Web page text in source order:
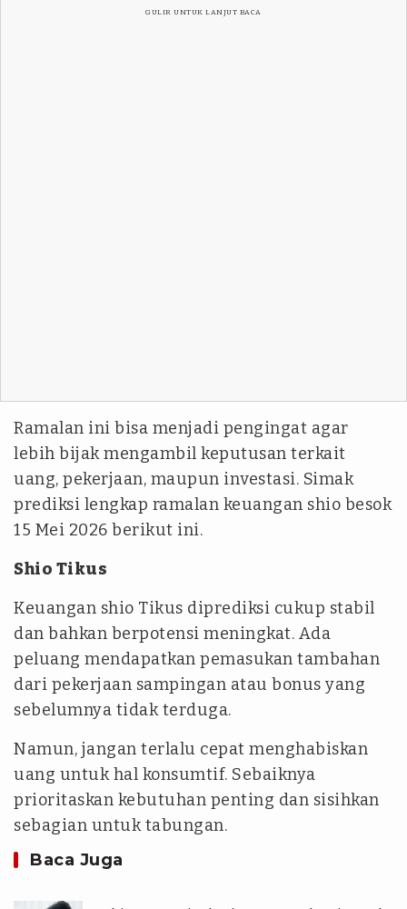
GULIR UNTUK LANJUT BACA
Ramalan ini bisa menjadi pengingat agar
lebih bijak mengambil keputusan terkait
uang, pekerjaan, maupun investasi. Simak
prediksi lengkap ramalan keuangan shio besok
15 Mei 2026 berikut ini.
Shio Tikus
Keuangan shio Tikus diprediksi cukup stabil
dan bahkan berpotensi meningkat. Ada
peluang mendapatkan pemasukan tambahan
dari pekerjaan sampingan atau bonus yang
sebelumnya tidak terduga.
Namun, jangan terlalu cepat menghabiskan
uang untuk hal konsumtif. Sebaiknya
prioritaskan kebutuhan penting dan sisihkan
sebagian untuk tabungan.
Baca Juga